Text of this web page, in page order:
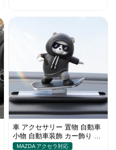
車 アクセサリー 置物 自動車
小物 自動車装飾 カー飾り 車
ダッシュボード 装飾 かわい
MAZDA アクセラ対応